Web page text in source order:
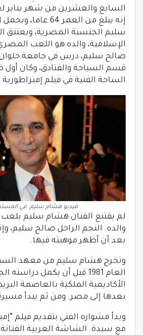
إنه يبلغ من العمر 64
سليم الجنسية المصرية، ويعتنق
الإسلامية، والده هو اللعب
صالح سليم، درس في جامعة
قسم السياحة والفنادق، وكان
الساحة الفنية في فيلم
فيديو هشام سليم. في
لم يقتنع الفنان هشام سليم بلعب
والده. النجم الراحل صالح سليم،
بعد أن أظهر موهبته فيها.
وتخرج هشام سليم من معهد
العام 1981 قبل أن يكمل
الأكاديمية الملكية بالعاصمة
بعدها إلى مصر. ومن ثم يبدأ
وبدأ مشواره الفني بتقديم فيلم
مع سيدة. الشاشة العربية